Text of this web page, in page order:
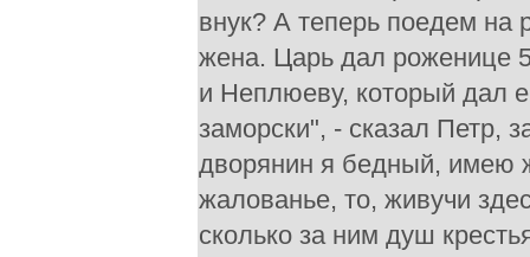
внук? А теперь поедем на
жена. Царь дал роженице
и Неплюеву, который дал
заморски", - сказал Петр,
дворянин я бедный, имею
жалованье, то, живучи
сколько за ним душ